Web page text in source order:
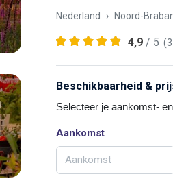
Nederland Noord-
4,9 / 5
Beschikbaarheid &
Selecteer je aankomst-
Aankomst